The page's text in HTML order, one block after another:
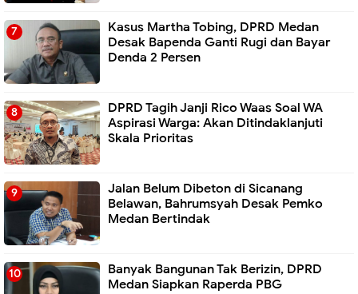
Kasus Martha Tobing, DPRD Medan
Desak Bapenda Ganti Rugi dan Bayar
Denda 2 Persen
DPRD Tagih Janji Rico Waas Soal WA
Aspirasi Warga: Akan Ditindaklanjuti
Skala Prioritas
Jalan Belum Dibeton di Sicanang
Belawan, Bahrumsyah Desak Pemko
Medan Bertindak
Banyak Bangunan Tak Berizin, DPRD
Medan Siapkan Raperda PBG